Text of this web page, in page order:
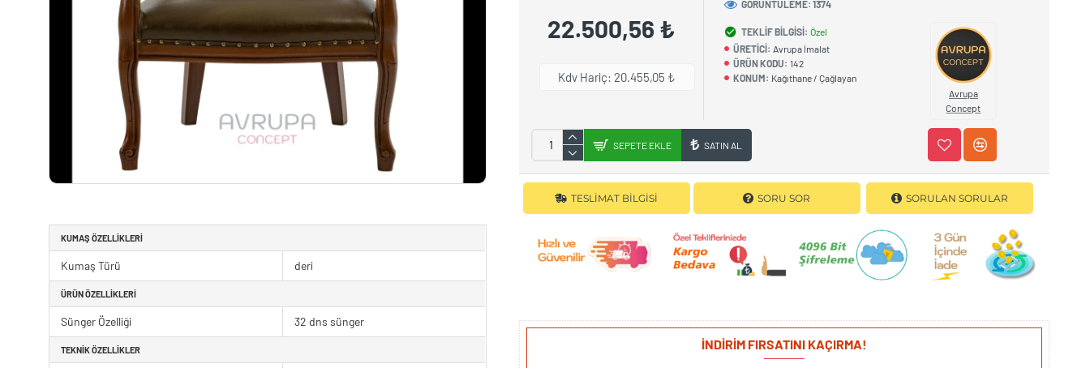
KUMAŞ ÖZELLIKLERI
Kumaş Türü deri
ÜRÜN ÖZELLIKLERI
Sünger Özelliği 32 dns sünger
TEKNIK ÖZELLIKLER
22.500,56 ₺
Kdv Hariç: 20.455,05 ₺
TEKLIF BILGISI: Özel
ÜRETICI: Avrupa İmalat
ÜRÜN KODU: 142
KONUM: Kağıthane / Çağlayan
Avrupa
Concept
GÖRÜNTÜLEME: 1374
SEPETE EKLE SATIN AL
TESLIMAT BILGISI SORU SOR SORULAN SORULAR
İNDİRİM FIRSATINI KAÇIRMA!